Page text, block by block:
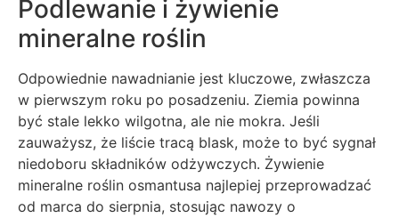
Podlewanie i żywienie
mineralne roślin
Odpowiednie nawadnianie jest kluczowe, zwłaszcza
w pierwszym roku po posadzeniu. Ziemia powinna
być stale lekko wilgotna, ale nie mokra. Jeśli
zauważysz, że liście tracą blask, może to być sygnał
niedoboru składników odżywczych. Żywienie
mineralne roślin osmantusa najlepiej przeprowadzać
od marca do sierpnia, stosując nawozy o